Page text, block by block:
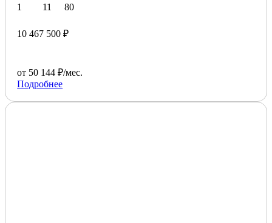
1
11
80
10 467 500 ₽
от 50 144 ₽/мес.
Подробнее